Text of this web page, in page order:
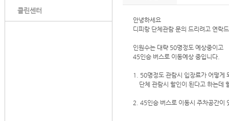
클린센터
안녕하세요
디피랑 단체관람 문의 드리려고 연락
인원수는 대략 50명정도 예상중이고
45인승 버스로 이동예상 중입니다.
1. 50명정도 관람시 입장료가 어떻게
단체 관람시 할인이 된다고 하는데
2. 45인승 버스로 이동시 주차공간이